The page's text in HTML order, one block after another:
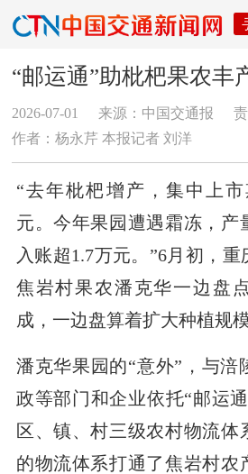
“邮运通”助枇杷果农丰
2026-07-01 来源：中国交通报
作者：杨永芹 本报记者 刘洋
“去年枇杷增产，集中上
元。今年果园遭遇霜冻，产
入账超1.7万元。”6月初，
焦岩村果农潘克华一边盘
成，一边盘算着扩大种植规模
潘克华果园的“意外”，与涪
政等部门和企业依托“邮运
区、镇、村三级农村物流体
的物流体系打通了焦岩村农